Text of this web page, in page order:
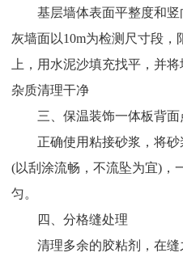
基层墙体表面平整度和
灰墙面以10m为检测尺寸段，
上，用水泥沙填充找平，并
杂质清理干净
三、保温装饰一体板背
正确使用粘接砂浆，将
(以刮涂流畅，不流坠为宜)，
匀。
四、分格缝处理
清理多余的胶粘剂，在